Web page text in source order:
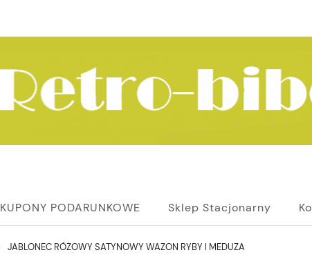
KUPONY PODARUNKOWE Sklep Stacjonarny
JABLONEC RÓŻOWY SATYNOWY WAZON RYBY I MEDUZA